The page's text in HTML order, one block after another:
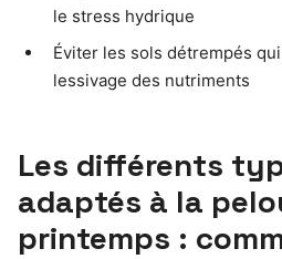
le stress hydrique
Éviter les sols détrempés
lessivage des nutriments
Les différents
adaptés à la
printemps :